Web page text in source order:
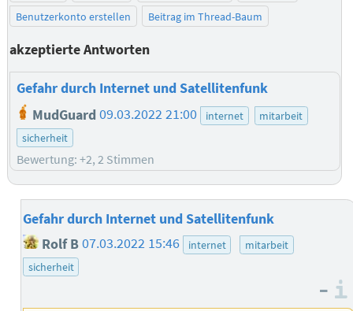
Benutzerkonto erstellen
Beitrag im Thread-Baum
akzeptierte Antworten
Gefahr durch Internet und Satellitenfunk
MudGuard 09.03.2022 21:00 internet
mitarbeit
sicherheit
Bewertung: +2, 2 Stimmen
Gefahr durch Internet und Satellitenfunk
Rolf B07.03.2022 15:46 internet
mitarbeit
sicherheit
–